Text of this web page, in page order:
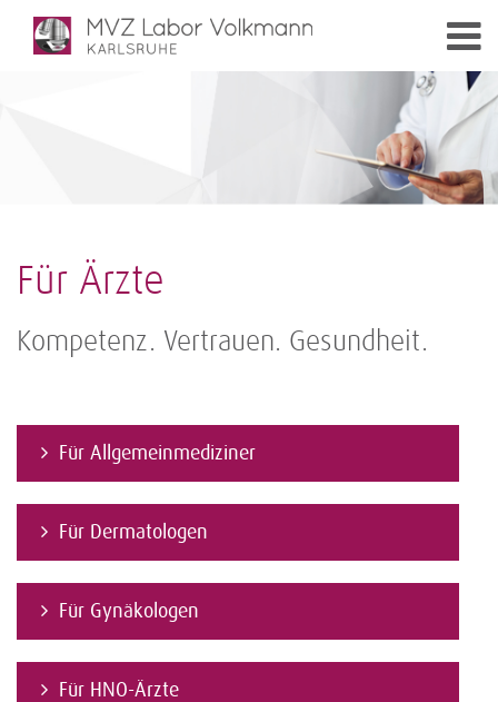
Für Ärzte
Kompetenz. Vertrauen. Gesundheit.
Für Allgemeinmediziner
Für Dermatologen
Für Gynäkologen
Für HNO-Ärzte